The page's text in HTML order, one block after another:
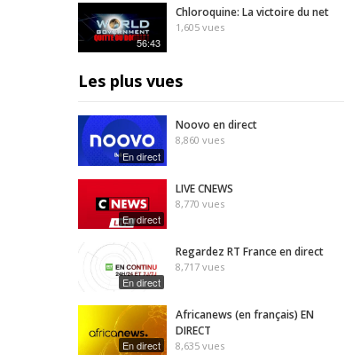
56:43
Chloroquine: La victoire du net
1,605 vues
Les plus vues
En direct
Noovo en direct
8,860 vues
En direct
LIVE CNEWS
8,770 vues
En direct
Regardez RT France en direct
8,717 vues
En direct
Africanews (en français) EN
DIRECT
8,635 vues